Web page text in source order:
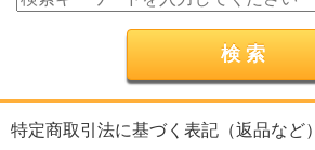
特定商取引法に基づく表記（返品など）